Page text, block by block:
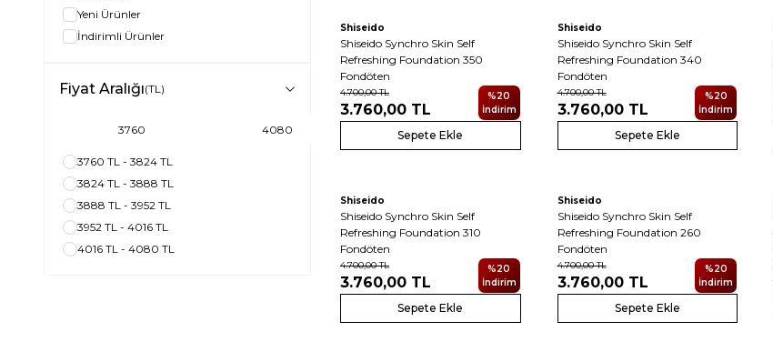
Yeni Ürünler
İndirimli Ürünler
Fiyat Aralığı(TL)
3760 TL - 3824 TL
3824 TL - 3888 TL
3888 TL - 3952 TL
3952 TL - 4016 TL
4016 TL - 4080 TL
Shiseido
Shiseido Synchro Skin Self
Refreshing Foundation 350
Fondöten
4.700,00TL
3.760,00 TL
%20
İndirim
Sepete Ekle
Shiseido
Shiseido Synchro Skin Self
Refreshing Foundation 340
Fondöten
4.700,00TL
3.760,00TL
%20
İndirim
Sepete Ekle
Shiseido
Shiseido Synchro Skin Self
Refreshing Foundation 310
Fondöten
4.700,00TL
3.760,00 TL
%20
İndirim
Sepete Ekle
Shiseido
Shiseido Synchro Skin Self
Refreshing Foundation 260
Fondöten
4.700,00TL
3.760,00TL
%20
İndirim
Sepete Ekle